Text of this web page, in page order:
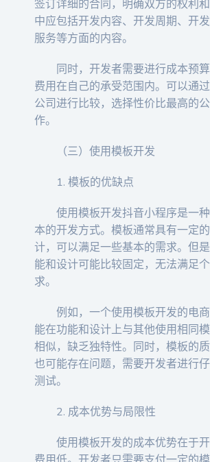
签订详细的合同，明确双方的权利
中应包括开发内容、开发周期、开
服务等方面的内容。
同时，开发者需要进行成本预
费用在自己的承受范围内。可以通
公司进行比较，选择性价比最高的
作。
（三）使用模板开发
1. 模板的优缺点
使用模板开发抖音小程序是一
本的开发方式。模板通常具有一定
计，可以满足一些基本的需求。但
能和设计可能比较固定，无法满足
求。
例如，一个使用模板开发的电
能在功能和设计上与其他使用相同
相似，缺乏独特性。同时，模板的
也可能存在问题，需要开发者进行
测试。
2. 成本优势与局限性
使用模板开发的成本优势在于开